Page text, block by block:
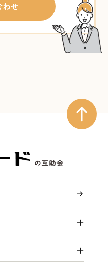
わせ